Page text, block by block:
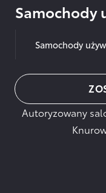
Samochody
Samochody
Autoryzowany